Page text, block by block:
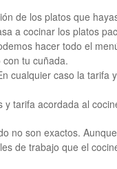
de los platos que
a cocinar los platos
hacer todo el
tu cuñada.
cualquier caso la tarifa
y tarifa acordada al
no son exactos.
de trabajo que el